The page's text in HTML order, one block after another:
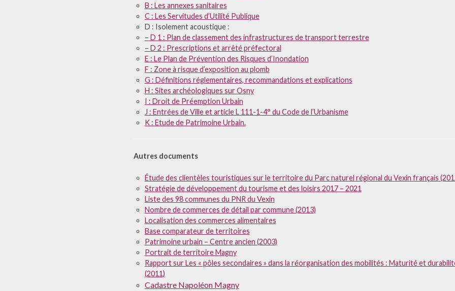
B : Les annexes sanitaires
C : Les Servitudes d’Utilité Publique
D : Isolement acoustique :
– D 1 : Plan de classement des infrastructures de transport terrestre
– D 2 : Prescriptions et arrêté préfectoral
E : Le Plan de Prévention des Risques d’Inondation
F : Zone à risque d’exposition au plomb
G : Définitions réglementaires, recommandations et explications
H : Sites archéologiques sur Osny
I : Droit de Préemption Urbain
J : Entrées de Ville et article L 111-1-4° du Code de l’Urbanisme
K : Etude de Patrimoine Urbain.
Autres documents
Étude des clientèles touristiques sur le territoire du Parc naturel régional du Vexin français
Stratégie de développement du tourisme et des loisirs 2017 – 2021
Liste des 98 communes du PNR du Vexin
Nombre de commerces de détail par commune (2013)
Localisation des commerces alimentaires
Base comparateur de territoires
Patrimoine urbain – Centre ancien (2003)
Portrait de territoire Magny
Rapport sur Les « pôles secondaires » dans la réorganisation des mobilités : Maturité et
(2011)
Cadastre Napoléon Magny